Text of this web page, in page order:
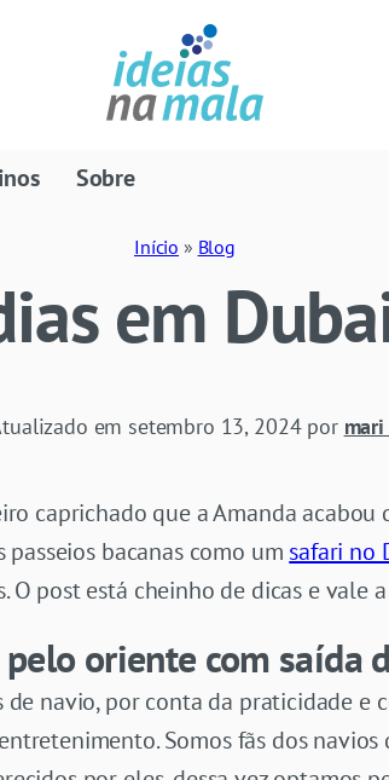
Sobre
Início » Blog
em
em setembro 13, 2024por
caprichado que a Amanda acabou
bacanas como um safari no
O post está cheinho de dicas e vale
oriente com saída
navio, por conta da praticidade e
Somos fãs dos navios